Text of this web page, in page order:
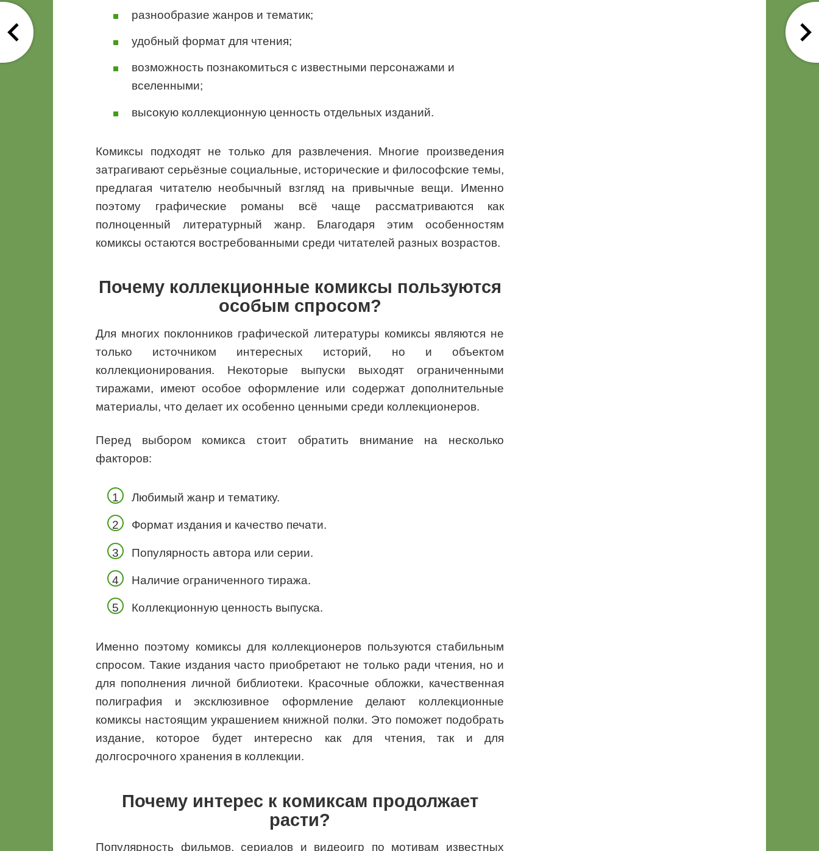
разнообразие жанров и тематик;
удобный формат для чтения;
возможность познакомиться с известными персонажами и
вселенными;
высокую коллекционную ценность отдельных изданий.
Комиксы подходят не только для развлечения. Многие произведения
затрагивают серьёзные социальные, исторические и философские темы,
предлагая читателю необычный взгляд на привычные вещи. Именно
поэтому графические романы всё чаще рассматриваются как
полноценный литературный жанр. Благодаря этим особенностям
комиксы остаются востребованными среди читателей разных возрастов.
Почему коллекционные комиксы пользуются
особым спросом?
Для многих поклонников графической литературы комиксы являются не
только источником интересных историй, но и объектом
коллекционирования. Некоторые выпуски выходят ограниченными
тиражами, имеют особое оформление или содержат дополнительные
материалы, что делает их особенно ценными среди коллекционеров.
Перед выбором комикса стоит обратить внимание на несколько
факторов:
Любимый жанр и тематику.
Формат издания и качество печати.
Популярность автора или серии.
Наличие ограниченного тиража.
Коллекционную ценность выпуска.
Именно поэтому комиксы для коллекционеров пользуются стабильным
спросом. Такие издания часто приобретают не только ради чтения, но и
для пополнения личной библиотеки. Красочные обложки, качественная
полиграфия и эксклюзивное оформление делают коллекционные
комиксы настоящим украшением книжной полки. Это поможет подобрать
издание, которое будет интересно как для чтения, так и для
долгосрочного хранения в коллекции.
Почему интерес к комиксам продолжает
расти?
Популярность фильмов, сериалов и видеоигр по мотивам известных